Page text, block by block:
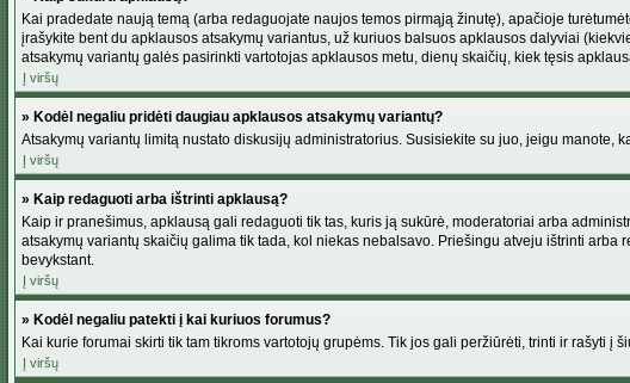
Kai pradedate naują temą (arba redaguojate naujos temos pirmąją žinutę), apačioje
įrašykite bent du apklausos atsakymų variantus, už kuriuos balsuos apklausos dalyviai
atsakymų variantų galės pasirinkti vartotojas apklausos metu, dienų skaičių, kiek tęsis
Į viršų
» Kodėl negaliu pridėti daugiau apklausos atsakymų variantų?
Atsakymų variantų limitą nustato diskusijų administratorius. Susisiekite su juo, jeigu manote,
Į viršų
» Kaip redaguoti arba ištrinti apklausą?
Kaip ir pranešimus, apklausą gali redaguoti tik tas, kuris ją sukūrė, moderatoriai arba
atsakymų variantų skaičių galima tik tada, kol niekas nebalsavo. Priešingu atveju ištrinti
bevykstant.
Į viršų
» Kodėl negaliu patekti į kai kuriuos forumus?
Kai kurie forumai skirti tik tam tikroms vartotojų grupėms. Tik jos gali peržiūrėti, trinti ir rašyti
Į viršų